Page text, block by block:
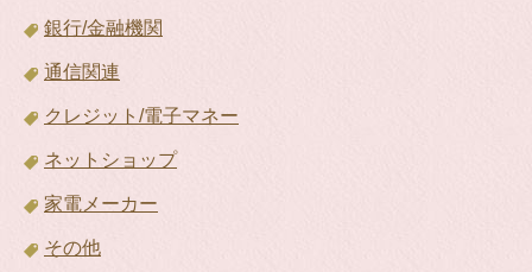
銀行/金融機関
通信関連
クレジット/電子マネー
ネットショップ
家電メーカー
その他